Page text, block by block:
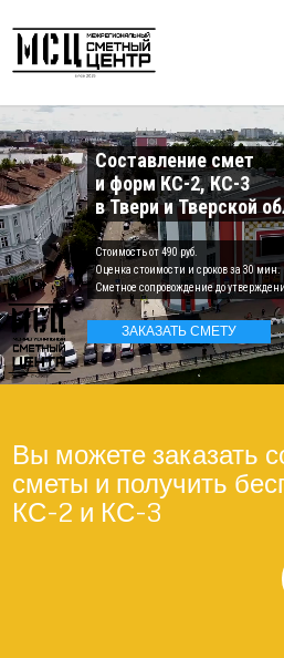
Cтоимость от 490 руб.
Оценка стоимости и сроков за 30 мин.
Сметное сопровождение до
Составление смет
и форм КС-2, КС-3
в Твери и Тверской
ЗАКАЗАТЬ СМЕТУ
Вы можете заказать
сметы и получить
КС-2 и КС-3